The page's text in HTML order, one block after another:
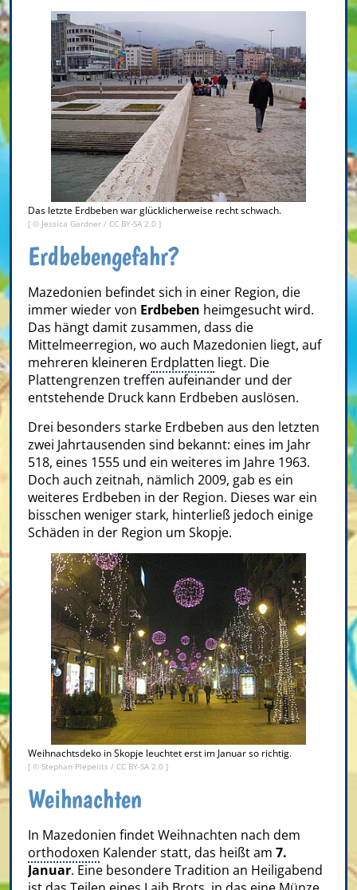
Das letzte Erdbeben war glücklicherweise recht schwach.
[ © Jessica Gardner / CC BY-SA 2.0 ]
Erdbebengefahr?
Mazedonien befindet sich in einer Region, die
immer wieder von Erdbeben heimgesucht wird.
Das hängt damit zusammen, dass die
Mittelmeerregion, wo auch Mazedonien liegt, auf
mehreren kleineren Erdplatten liegt. Die
Plattengrenzen treffen aufeinander und der
entstehende Druck kann Erdbeben auslösen.
Drei besonders starke Erdbeben aus den letzten
zwei Jahrtausenden sind bekannt: eines im Jahr
518, eines 1555 und ein weiteres im Jahre 1963.
Doch auch zeitnah, nämlich 2009, gab es ein
weiteres Erdbeben in der Region. Dieses war ein
bisschen weniger stark, hinterließ jedoch einige
Schäden in der Region um Skopje.
Weihnachtsdeko in Skopje leuchtet erst im Januar so richtig.
[ © Stephan Plepelits / CC BY-SA 2.0 ]
Weihnachten
In Mazedonien findet Weihnachten nach dem
orthodoxen Kalender statt, das heißt am 7.
Januar. Eine besondere Tradition an Heiligabend